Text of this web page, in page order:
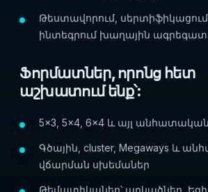
Թեստավորում,
ինտեգրում խաղային
Ֆորմատներ, որոնց հետ
աշխատում ենք՝:
5x3, 5x4, 6x4 և այլ
Գծային, cluster, Megaways և
վճարման սխեմաներ
Թեմատիկաներ՝ արկածներ,